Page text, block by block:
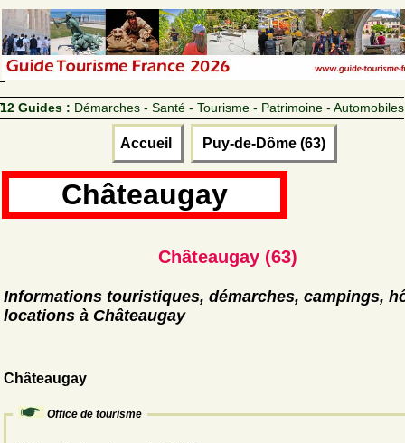
12 Guides : Démarches - Santé - Tourisme - Patrimoine - Automobiles
Accueil Puy-de-Dôme (63)
Châteaugay
Châteaugay (63)
Informations touristiques, démarches, campings,
locations à Châteaugay
Châteaugay
Office de tourisme